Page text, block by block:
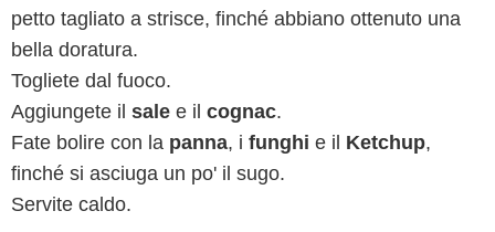
petto tagliato a strisce, finché abbiano ottenuto una
bella doratura.
Togliete dal fuoco.
Aggiungete il sale e il cognac.
Fate bolire con la panna, i funghi e il Ketchup,
finché si asciuga un po' il sugo.
Servite caldo.